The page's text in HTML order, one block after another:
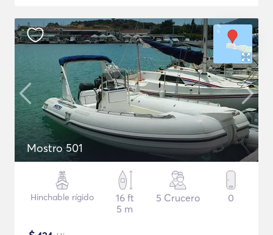
Mostro 501
Hinchable rígido
16 ft
5 m
5 Crucero 0